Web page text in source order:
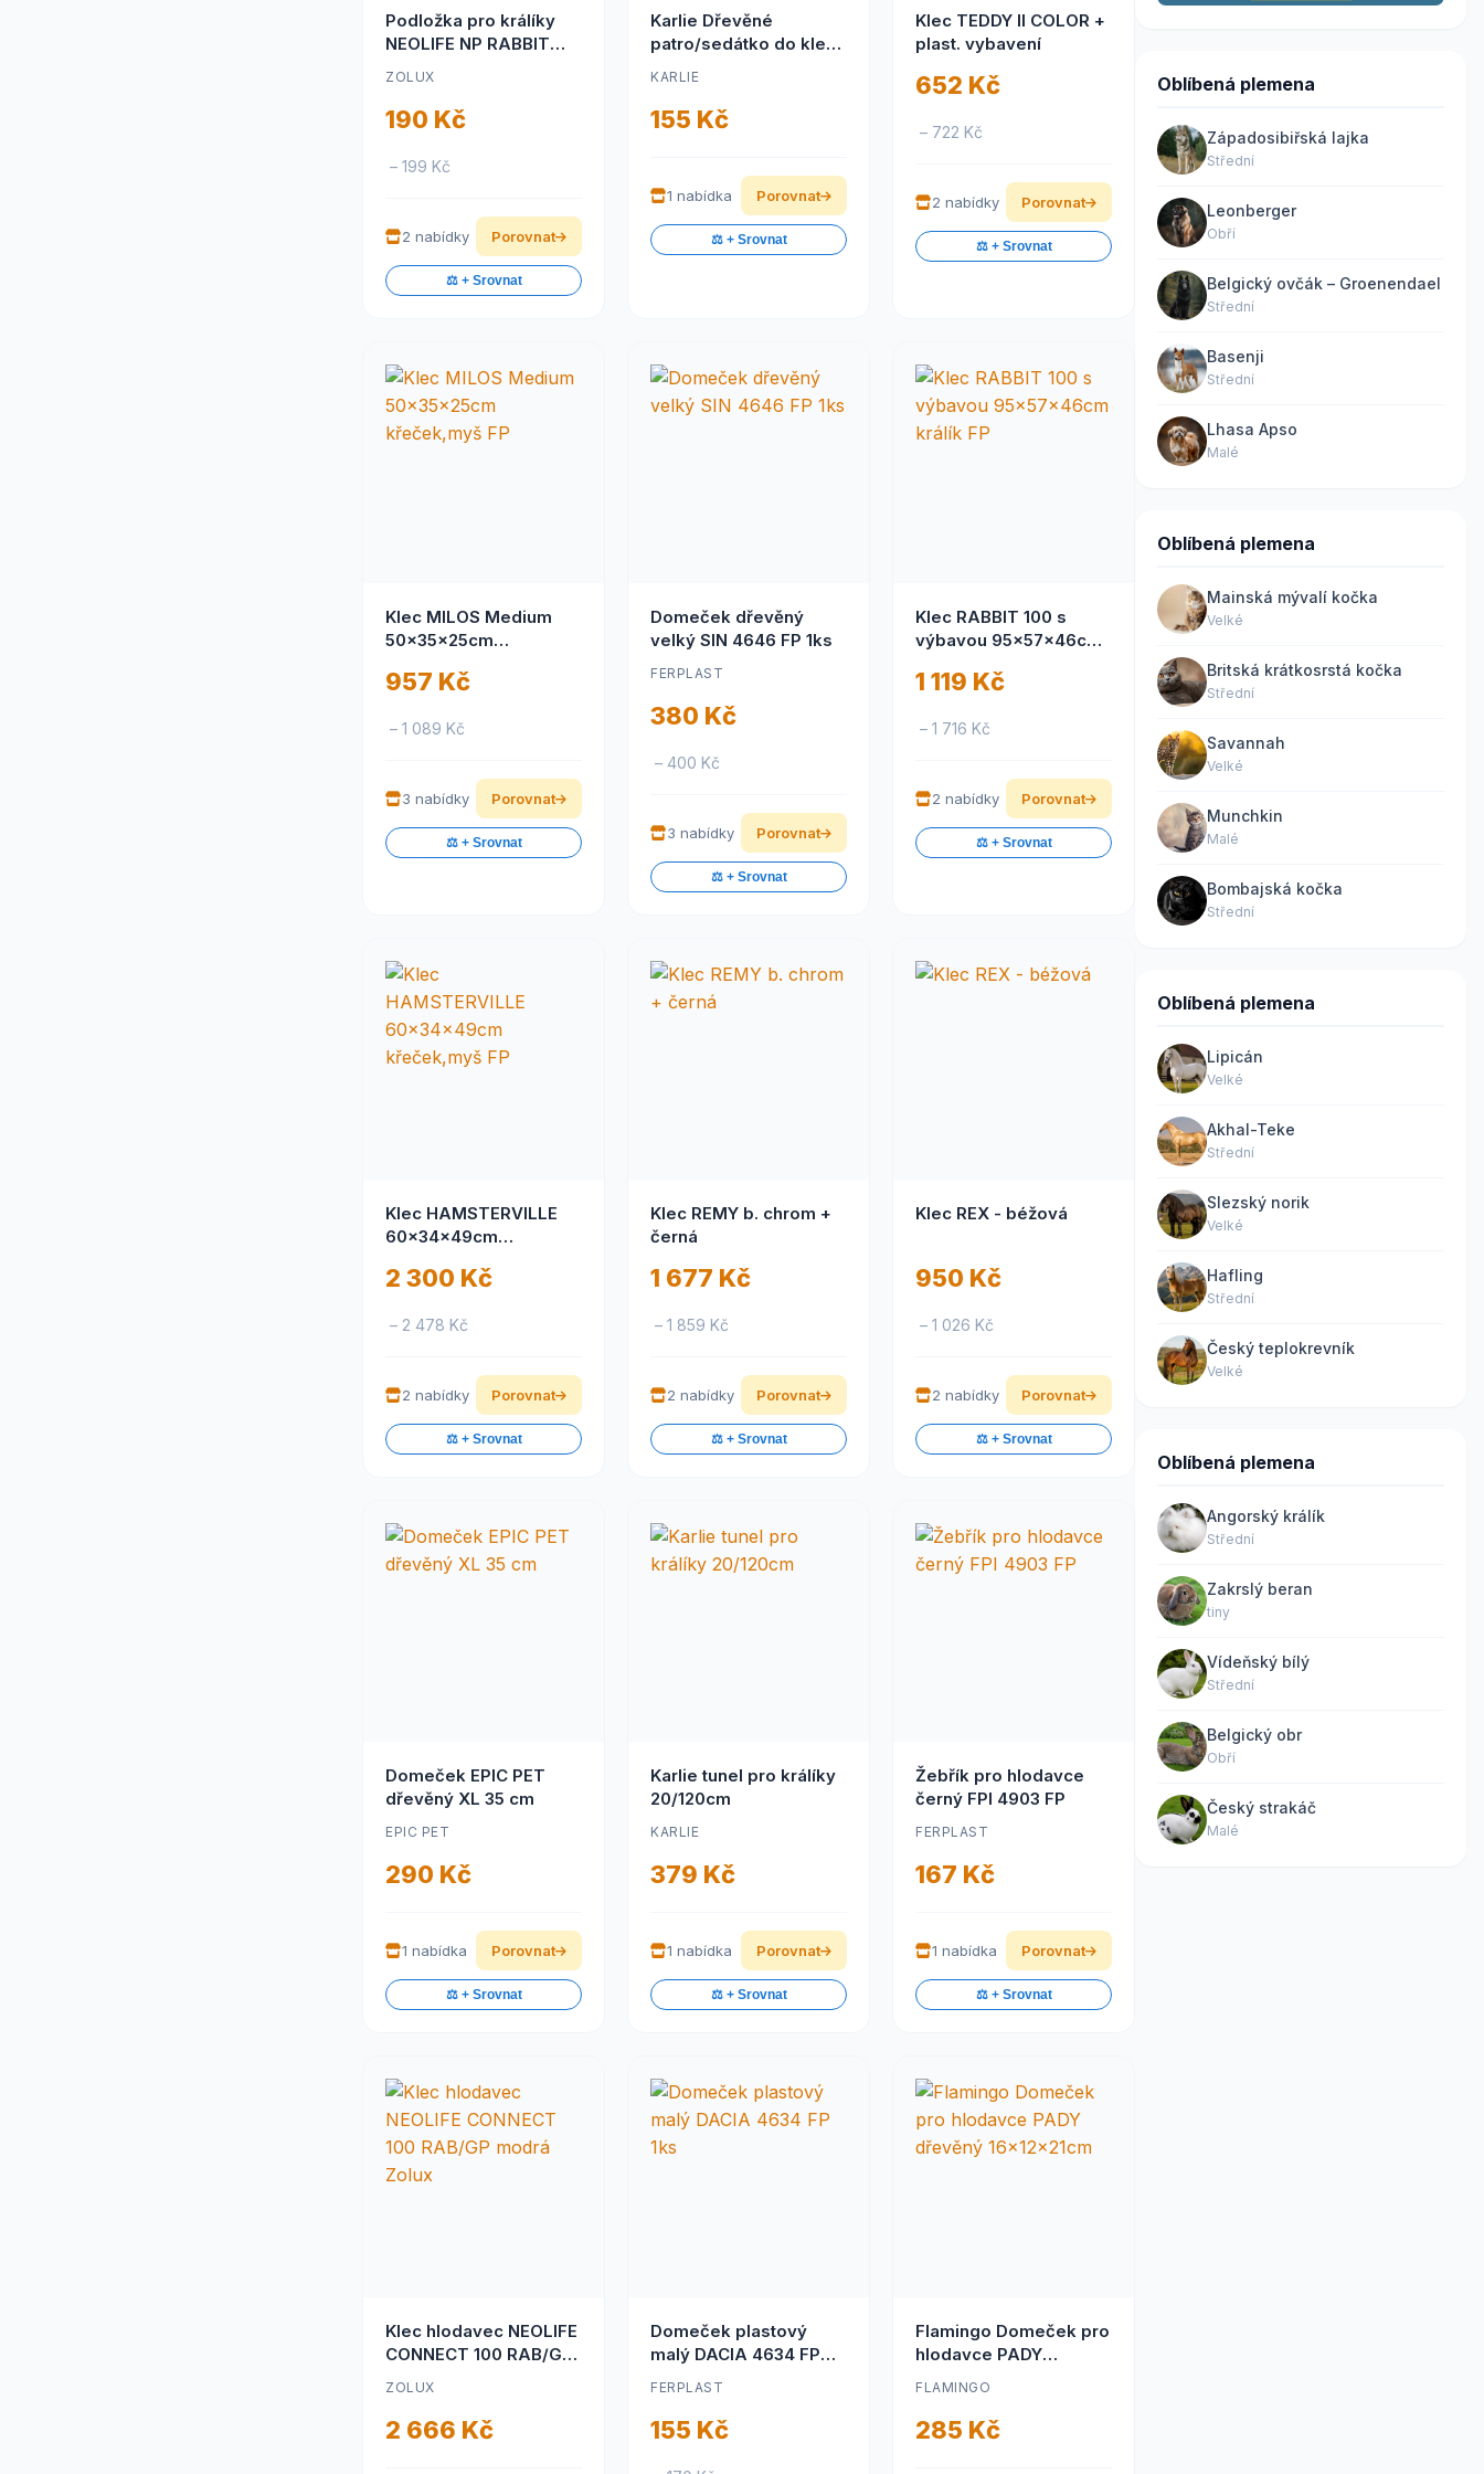
Podložka pro králíky
NEOLIFE NP RABBIT
60x36cm Zolux
ZOLUX
190 Kč
– 199 Kč
2 nabídky Porovnat
⚖️ + Srovnat
Karlie Dřevěné
patro/sedátko do klece
pro hlodavce,
KARLIE
155 Kč
1 nabídka Porovnat
⚖️ + Srovnat
Klec TEDDY II COLOR +
plast. vybavení
652 Kč
– 722 Kč
2 nabídky Porovnat
⚖️ + Srovnat
Klec MILOS Medium
50x35x25cm
957 Kč
– 1 089 Kč
3 nabídky Porovnat
⚖️ + Srovnat
Domeček dřevěný
velký SIN 4646 FP 1ks
FERPLAST
380 Kč
– 400 Kč
3 nabídky Porovnat
⚖️ + Srovnat
Klec RABBIT 100 s
výbavou 95x57x46cm
1 119 Kč
– 1 716 Kč
2 nabídky Porovnat
⚖️ + Srovnat
Klec HAMSTERVILLE
60x34x49cm
2 300 Kč
– 2 478 Kč
2 nabídky Porovnat
⚖️ + Srovnat
Klec REMY b. chrom +
černá
1 677 Kč
– 1 859 Kč
2 nabídky Porovnat
⚖️ + Srovnat
Klec REX - béžová
950 Kč
– 1 026 Kč
2 nabídky Porovnat
⚖️ + Srovnat
Domeček EPIC PET
dřevěný XL 35 cm
EPIC PET
290 Kč
1 nabídka Porovnat
⚖️ + Srovnat
Karlie tunel pro králíky
20/120cm
KARLIE
379 Kč
1 nabídka Porovnat
⚖️ + Srovnat
Žebřík pro hlodavce
černý FPI 4903 FP
FERPLAST
167 Kč
1 nabídka Porovnat
⚖️ + Srovnat
Klec hlodavec NEOLIFE
CONNECT 100 RAB/GP
modrá Zolux
ZOLUX
2 666 Kč
Domeček plastový
malý DACIA 4634 FP
1ks
FERPLAST
155 Kč
Flamingo Domeček pro
hlodavce PADY
dřevěný 16x12x21cm
FLAMINGO
285 Kč
Oblíbená plemena
Západosibiřská lajka
Střední
Leonberger
Obří
Belgický ovčák – Groenendael
Střední
Basenji
Střední
Lhasa Apso
Malé
Oblíbená plemena
Mainská mývalí kočka
Velké
Britská krátkosrstá kočka
Střední
Savannah
Velké
Munchkin
Malé
Bombajská kočka
Střední
Oblíbená plemena
Lipicán
Velké
Akhal-Teke
Střední
Slezský norik
Velké
Hafling
Střední
Český teplokrevník
Velké
Oblíbená plemena
Angorský králík
Střední
Zakrslý beran
tiny
Vídeňský bílý
Střední
Belgický obr
Obří
Český strakáč
Malé